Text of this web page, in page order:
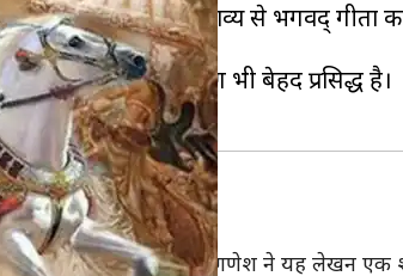
ने की है। इसी महाकाव्य से भगवद् गीता
कई रहस्य छिपे हुए हैं।
और आशीर्वाद के कारण भी बेहद प्रसिद्ध है।
गणेश ने किया था। भगवान गणेश ने यह लेखन एक